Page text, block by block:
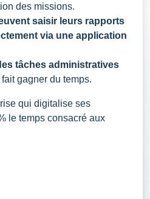
des missions.
saisir leurs rapports
via une application
tâches administratives
gagner du temps.
qui digitalise ses
le temps consacré aux